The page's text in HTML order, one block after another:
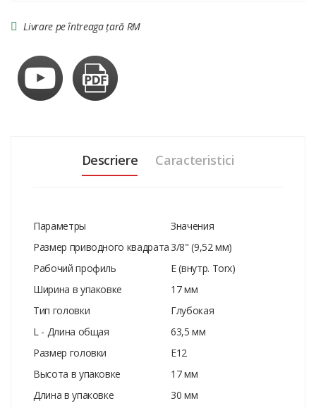
Livrare pe întreaga țară RM
Descriere Caracteristici
Параметры
Значения
Размер приводного квадрата 3/8" (9,52 мм)
Рабочий профиль
E (внутр. Torx)
Ширина в упаковке
17 мм
Тип головки
Глубокая
L - Длина общая
63,5 мм
Размер головки
Е12
Высота в упаковке
17 мм
Длина в упаковке
30 мм